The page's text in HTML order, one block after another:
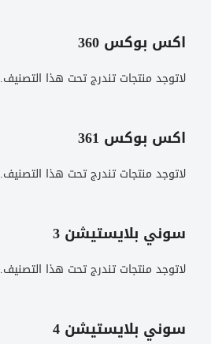
اكس بوكس 360
لاتوجد منتجات تندرج تحت هذا التصنيف.
اكس بوكس 361
لاتوجد منتجات تندرج تحت هذا التصنيف.
سوني بلايستيشن 3
لاتوجد منتجات تندرج تحت هذا التصنيف.
سوني بلايستيشن 4